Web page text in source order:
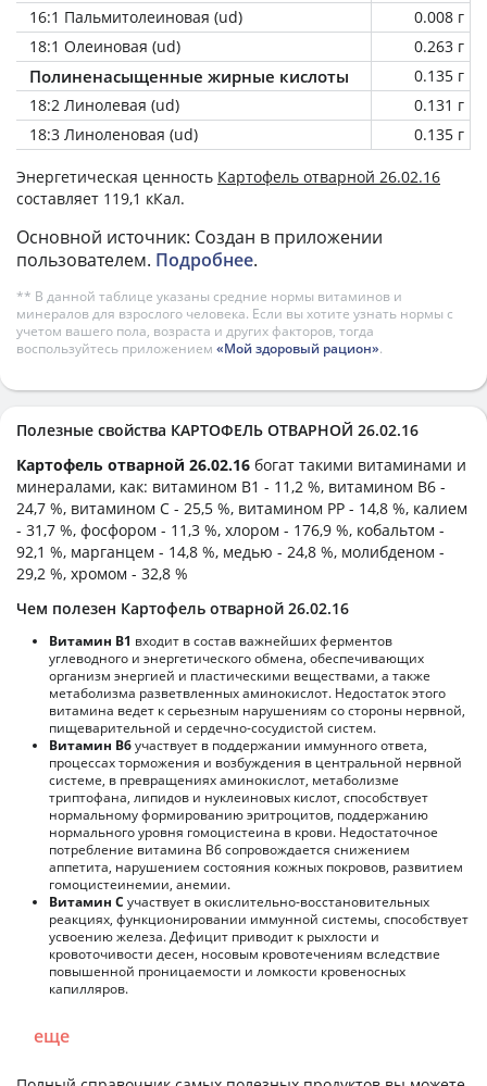
16:1 Пальмитолеиновая (ud)
0.008 г
18:1 Олеиновая (ud)
0.263 г
Полиненасыщенные жирные кислоты
0.135 г
18:2 Линолевая (ud)
0.131 г
18:3 Линоленовая (ud)
0.135 г
Энергетическая ценность Картофель отварной 26.02.16
составляет 119,1 кКал.
Основной источник: Создан в приложении
пользователем. Подробнее.
** В данной таблице указаны средние нормы витаминов и
минералов для взрослого человека. Если вы хотите узнать нормы с
учетом вашего пола, возраста и других факторов, тогда
воспользуйтесь приложением «Мой здоровый рацион».
Полезные свойства КАРТОФЕЛЬ ОТВАРНОЙ 26.02.16
Картофель отварной 26.02.16 богат такими витаминами и
минералами, как: витамином B1 - 11,2 %, витамином B6 -
24,7 %, витамином C - 25,5 %, витамином PP - 14,8 %, калием
- 31,7 %, фосфором - 11,3 %, хлором - 176,9 %, кобальтом -
92,1 %, марганцем - 14,8 %, медью - 24,8 %, молибденом -
29,2 %, хромом - 32,8 %
Чем полезен Картофель отварной 26.02.16
Витамин В1 входит в состав важнейших ферментов
углеводного и энергетического обмена, обеспечивающих
организм энергией и пластическими веществами, а также
метаболизма разветвленных аминокислот. Недостаток этого
витамина ведет к серьезным нарушениям со стороны нервной,
пищеварительной и сердечно-сосудистой систем.
Витамин В6участвует в поддержании иммунного ответа,
процессах торможения и возбуждения в центральной нервной
системе, в превращениях аминокислот, метаболизме
триптофана, липидов и нуклеиновых кислот, способствует
нормальному формированию эритроцитов, поддержанию
нормального уровня гомоцистеина в крови. Недостаточное
потребление витамина В6 сопровождается снижением
аппетита, нарушением состояния кожных покровов, развитием
гомоцистеинемии, анемии.
Витамин С участвует в окислительно-восстановительных
реакциях, функционировании иммунной системы, способствует
усвоению железа. Дефицит приводит к рыхлости и
кровоточивости десен, носовым кровотечениям вследствие
повышенной проницаемости и ломкости кровеносных
капилляров.
еще